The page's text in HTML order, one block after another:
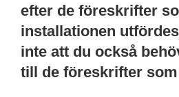
efter de föreskrifter
installationen
inte att du också
till de föreskrifter